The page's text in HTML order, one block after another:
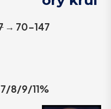
→ 70-147
8/9/11%